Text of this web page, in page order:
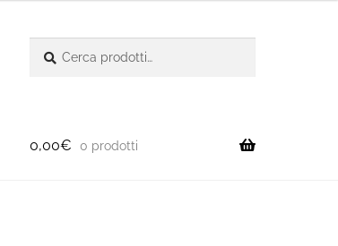
0,00€ 0 prodotti